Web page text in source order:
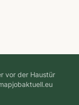
vor der Haustür
jobaktuell.eu